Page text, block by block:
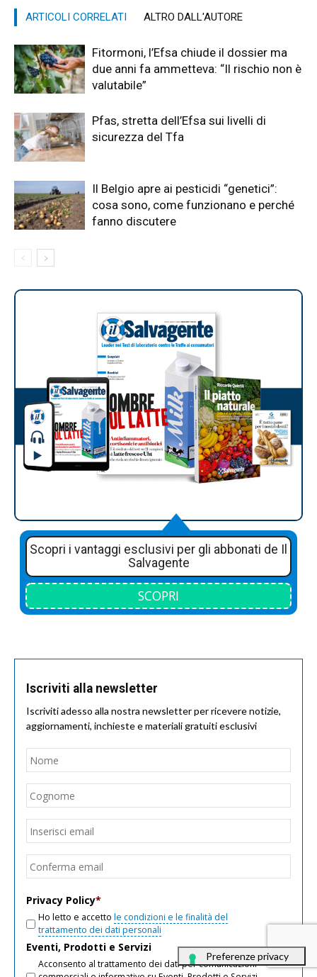
ARTICOLI CORRELATI ALTRO DALL'AUTORE
Fitormoni, l’Efsa chiude il dossier ma
due anni fa ammetteva: “Il rischio non è
valutabile”
Pfas, stretta dell’Efsa sui livelli di
sicurezza del Tfa
Il Belgio apre ai pesticidi “genetici”:
cosa sono, come funzionano e perché
fanno discutere
Scopri i vantaggi esclusivi per gli abbonati de Il
Salvagente
SCOPRI
Iscriviti alla newsletter
Iscriviti adesso alla nostra newsletter per ricevere notizie,
aggiornamenti, inchieste e materiali gratuiti esclusivi
Nome
Email
Privacy Policy*
Ho letto e accetto le condizioni e le finalità del
trattamento dei dati personali
Eventi, Prodotti e Servizi
Acconsento al trattamento dei dati per comunicazioni